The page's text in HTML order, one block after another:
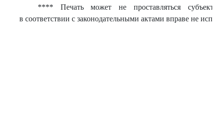
**** Печать может не проставляться
в соответствии с законодательными актами вправе не